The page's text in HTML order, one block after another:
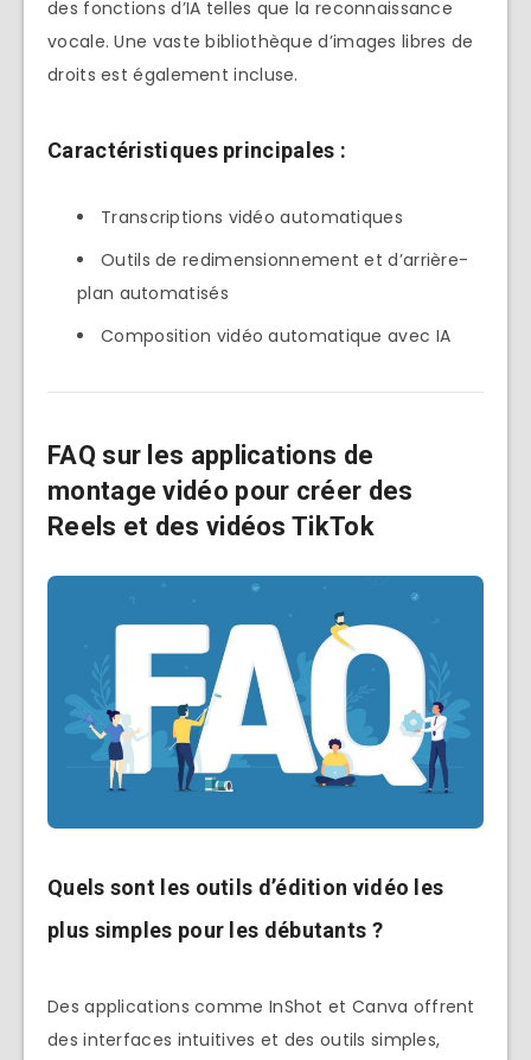
des fonctions d’IA telles que la reconnaissance
vocale. Une vaste bibliothèque d’images libres de
droits est également incluse.
Caractéristiques principales :
Transcriptions vidéo automatiques
Outils de redimensionnement et d’arrière-
plan automatisés
Composition vidéo automatique avec IA
FAQ sur les applications de
montage vidéo pour créer des
Reels et des vidéos TikTok
Quels sont les outils d’édition vidéo les
plus simples pour les débutants ?
Des applications comme InShot et Canva offrent
des interfaces intuitives et des outils simples,